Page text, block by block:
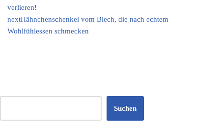
verlieren!
nextHähnchenschenkel vom Blech, die nach echtem
Wohlfühlessen schmecken
Suchen